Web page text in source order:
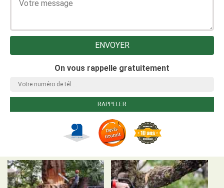
On vous rappelle gratuitement